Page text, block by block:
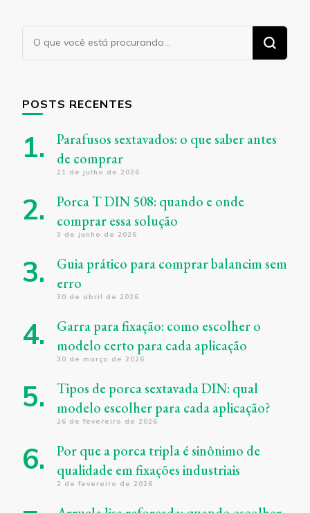
Procurando
POSTS RECENTES
Parafusos sextavados: o que saber antes
de comprar
21 de julho de 2026
Porca T DIN 508: quando e onde
comprar essa solução
3 de junho de 2026
Guia prático para comprar balancim sem
erro
30 de abril de 2026
Garra para fixação: como escolher o
modelo certo para cada aplicação
30 de março de 2026
Tipos de porca sextavada DIN: qual
modelo escolher para cada aplicação?
26 de fevereiro de 2026
Por que a porca tripla é sinônimo de
qualidade em fixações industriais
2 de fevereiro de 2026